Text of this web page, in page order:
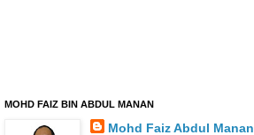
MOHD FAIZ BIN ABDUL MANAN
Mohd Faiz Abdul Manan